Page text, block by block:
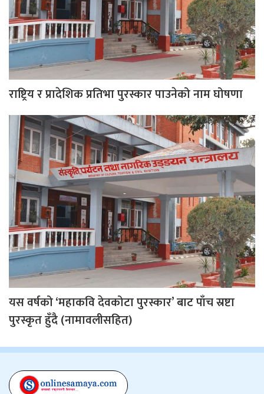
राष्ट्रिय र प्रादेशिक प्रतिभा पुरस्कार पाउनेको नाम घोषणा
यस वर्षको ‘महाकवि देवकोटा पुरस्कार’ बाट पाँच स्रष्टा
पुरस्कृत हुँदै (नामावलीसहित)